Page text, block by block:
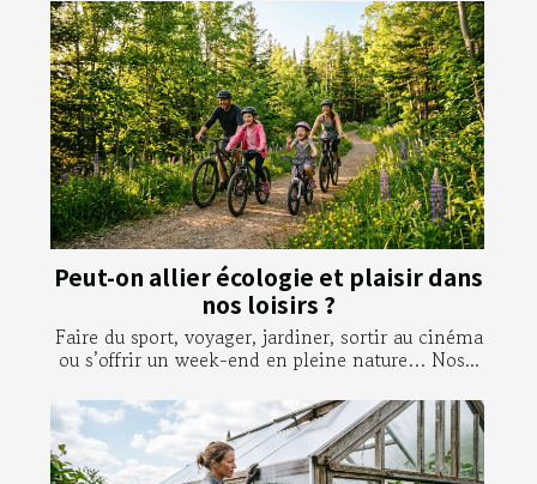
Peut-on allier écologie et plaisir dans
nos loisirs ?
Faire du sport, voyager, jardiner, sortir au cinéma
ou s’offrir un week-end en pleine nature… Nos...